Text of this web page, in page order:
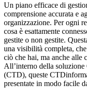
Un piano efficace di
comprensione accurata e
organizzazione. Per ogni
cosa è esattamente
gestite o non gestite.
una visibilità completa,
ciò che hai, ma anche alle
All’interno della
(CTD), queste
presentate in modo facile